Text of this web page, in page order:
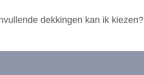
dekkingen kan ik kiezen?